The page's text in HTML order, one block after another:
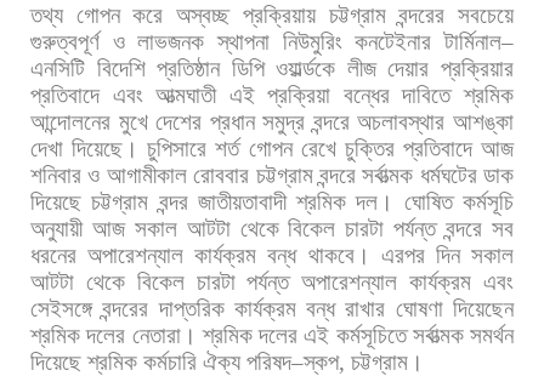
তথ্য গোপন করে অস্বচ্ছ প্রক্রিয়ায় চট্টগ্রাম বন্দরের সবচেয়ে
গুরুত্বপূর্ণ ও লাভজনক স্থাপনা নিউমুরিং কনটেইনার টার্মিনাল–
এনসিটি বিদেশি প্রতিষ্ঠান ডিপি ওয়ার্ল্ডকে লীজ দেয়ার প্রক্রিয়ার
প্রতিবাদে এবং আত্মঘাতী এই প্রক্রিয়া বন্ধের দাবিতে শ্রমিক
আন্দোলনের মুখে দেশের প্রধান সমুদ্র বন্দরে অচলাবস্থার আশঙ্কা
দেখা দিয়েছে। চুপিসারে শর্ত গোপন রেখে চুক্তির প্রতিবাদে আজ
শনিবার ও আগামীকাল রোববার চট্টগ্রাম বন্দরে সর্বাত্মক ধর্মঘটের ডাক
দিয়েছে চট্টগ্রাম বন্দর জাতীয়তাবাদী শ্রমিক দল। ঘোষিত কর্মসূচি
অনুযায়ী আজ সকাল আটটা থেকে বিকেল চারটা পর্যন্ত বন্দরে সব
ধরনের অপারেশন্যাল কার্যক্রম বন্ধ থাকবে। এরপর দিন সকাল
আটটা থেকে বিকেল চারটা পর্যন্ত অপারেশন্যাল কার্যক্রম এবং
সেইসঙ্গে বন্দরের দাপ্তরিক কার্যক্রম বন্ধ রাখার ঘোষণা দিয়েছেন
শ্রমিক দলের নেতারা। শ্রমিক দলের এই কর্মসূচিতে সর্বাত্মক সমর্থন
দিয়েছে শ্রমিক কর্মচারি ঐক্য পরিষদ–স্কপ, চট্টগ্রাম।